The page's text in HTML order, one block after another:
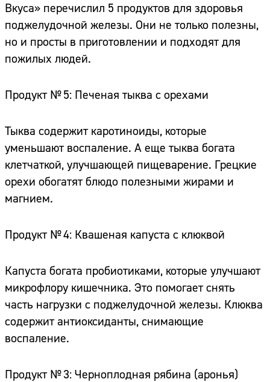
Вкуса» перечислил 5 продуктов для здоровья
поджелудочной железы. Они не только полезны,
но и просты в приготовлении и подходят для
пожилых людей.
Продукт № 5: Печеная тыква с орехами
Тыква содержит каротиноиды, которые
уменьшают воспаление. А еще тыква богата
клетчаткой, улучшающей пищеварение. Грецкие
орехи обогатят блюдо полезными жирами и
магнием.
Продукт № 4: Квашеная капуста с клюквой
Капуста богата пробиотиками, которые улучшают
микрофлору кишечника. Это помогает снять
часть нагрузки с поджелудочной железы. Клюква
содержит антиоксиданты, снимающие
воспаление.
Продукт № 3: Черноплодная рябина (аронья)